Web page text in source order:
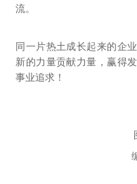
流。
同一片热土成长起来的企
新的力量贡献力量，赢得
事业追求！